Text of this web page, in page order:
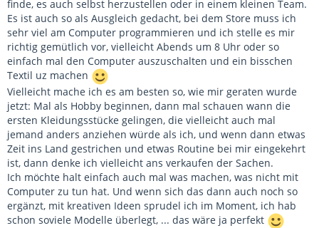
finde, es auch selbst herzustellen oder in einem kleinen Team.
Es ist auch so als Ausgleich gedacht, bei dem Store muss ich
sehr viel am Computer programmieren und ich stelle es mir
richtig gemütlich vor, vielleicht Abends um 8 Uhr oder so
einfach mal den Computer auszuschalten und ein bisschen
Textil uz machen
Vielleicht mache ich es am besten so, wie mir geraten wurde
jetzt: Mal als Hobby beginnen, dann mal schauen wann die
ersten Kleidungsstücke gelingen, die vielleicht auch mal
jemand anders anziehen würde als ich, und wenn dann etwas
Zeit ins Land gestrichen und etwas Routine bei mir eingekehrt
ist, dann denke ich vielleicht ans verkaufen der Sachen.
Ich möchte halt einfach auch mal was machen, was nicht mit
Computer zu tun hat. Und wenn sich das dann auch noch so
ergänzt, mit kreativen Ideen sprudel ich im Moment, ich hab
schon soviele Modelle überlegt, ... das wäre ja perfekt